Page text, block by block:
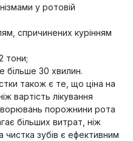
у ротовій
спричинених курінням
тони;
більше 30 хвилин.
також є те, що ціна на
вартість лікування
порожнини рота
більших витрат, ніж
чистка зубів є ефективним